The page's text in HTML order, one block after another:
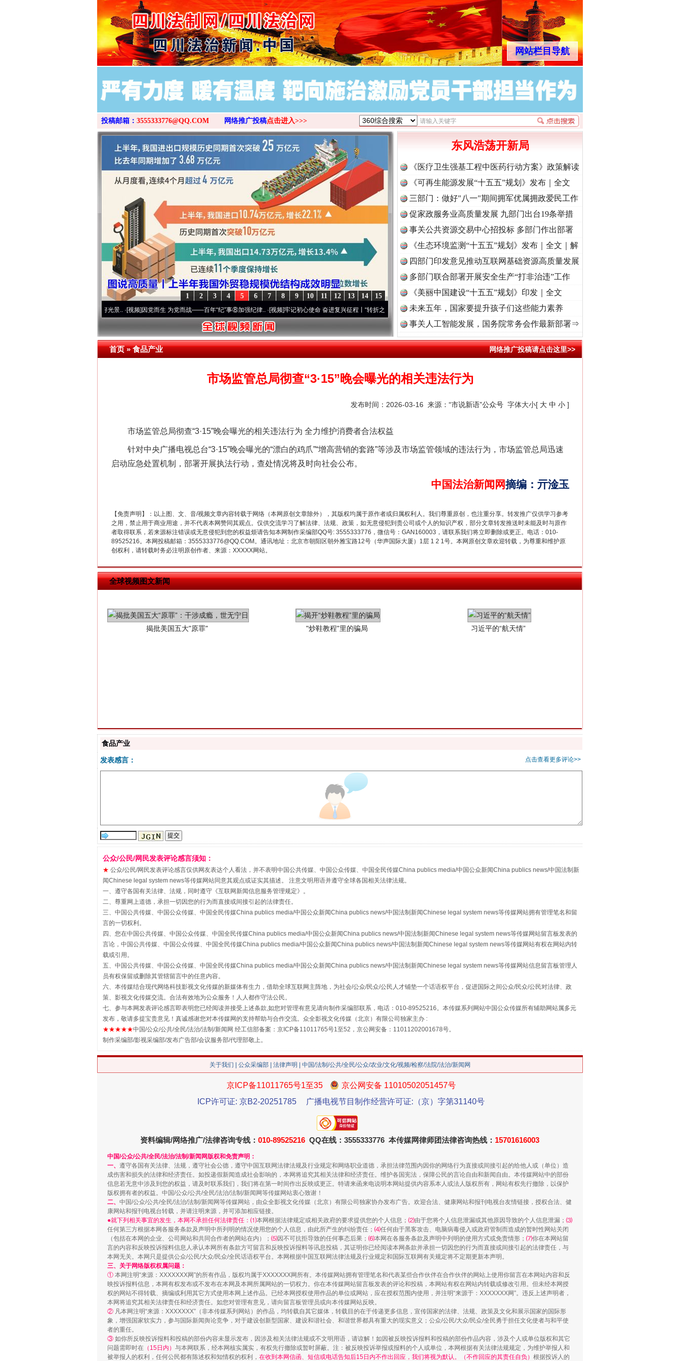
>
网站栏目导航
投稿邮箱： 3555333776@QQ.COM 网络推广投稿点击进入>>>
15
14
13
12
11
10
9
8
7
6
5
4
3
2
1
·[视频]因党而生 为党而战——百年“纪”事⑧加强纪律..·[视频]牢记初心使命 奋进复兴征程丨“转折之城”激荡.. ·[视频] 牢记初心使命 奋进复兴征程丨红船起航处 潮起..·[视频]一首歌的时间，读懂乐至的“诗与远方”
东风浩荡开新局
《医疗卫生强基工程中医药行动方案》政策解读
《可再生能源发展“十五五”规划》发布｜全文
三部门：做好"八一"期间拥军优属拥政爱民工作
促家政服务业高质量发展 九部门出台19条举措
事关公共资源交易中心招投标 多部门作出部署
《生态环境监测“十五五”规划》发布｜全文｜解
读
四部门印发意见推动互联网基础资源高质量发展
多部门联合部署开展安全生产“打非治违”工作
《美丽中国建设“十五五”规划》印发｜全文
未来五年，国家要提升孩子们这些能力素养
事关人工智能发展，国务院常务会作最新部署⇒
首页»食品产业 网络推广投稿请点击这里>>
市场监管总局彻查“3·15”晚会曝光的相关违法行为
发布时间：2026-03-16 来源： “市说新语”公众号 字体大小[ 大 中 小 ]
市场监管总局彻查“3·15”晚会曝光的相关违法行为 全力维护消费者合法权益
针对中央广播电视总台“3·15”晚会曝光的“漂白的鸡爪”“增高营销的套路”等涉及市场监管领域的违法行为，市场监管总局迅速
启动应急处置机制，部署开展执法行动，查处情况将及时向社会公布。
中国法治新闻网摘编 ： 亓淦玉
【免责声明】：以上图、文、音/视频文章内容转载于网络（本网原创文章除外），其版权均属于原作者或归属权利人。我们尊重原创，也注重分享。转发推广仅供学习参考
之用，禁止用于商业用途，并不代表本网赞同其观点。仅供交流学习了解法律、法规、政策，如无意侵犯到贵公司或个人的知识产权，部分文章转发推送时未能及时与原作
者取得联系，若来源标注错误或无意侵犯到您的权益烦请告知本网制作采编部QQ号: 3555333776，微信号：GAN160003，请联系我们将立即删除或更正。电话：010-
89525216。本网投稿邮箱：3555333776@QQ.COM。通讯地址：北京市朝阳区朝外雅宝路12号（华声国际大厦）1层 1 2 1号。本网原创文章欢迎转载，为尊重和维护原
创权利，请转载时务必注明原创作者、来源：XXXXX网站。
全球视频图文新闻
这是一记警钟！ 谢谢有你温暖了四季 法官巧妙执行解纠纷
今年投资意愿榜揭晓 新中国诞生的见证
习近平的博鳌关键词
千亩耕地变“别墅”
“刷贴”乱象丛生
生物安全法正式实施 别拿“量子”当幌子
揭批美国五大"原罪" "炒鞋教程"里的骗局 习近平的“航天情”
解纷+调解+退费，一次搞定
重拳出击！专项整治午间酒驾
站台名比不上好声名
漫山遍野的桃花与雪山、麦地、白藏房 除了知识还要"留白" 用生命托举生命
送你一朵小红花
网上购药对药下症？
“神药”背后的真相
食品产业
点击查看更多评论>>
发表感言：
公众/公民/网民发表评论感言须知：
★ 公众/公民/网民发表评论感言仅供网友表达个人看法，并不表明中国公共传媒、中国公众传媒、中国全民传媒China publics media/中国公众新闻China publics news/中国法制新
闻Chinese legal system news等传媒网站同意其观点或证实其描述。 注意文明用语并遵守全球各国相关法律法规。
一、遵守各国有关法律、法规，同时遵守《互联网新闻信息服务管理规定》。
二、尊重网上道德，承担一切因您的行为而直接或间接引起的法律责任。
三、中国公共传媒、中国公众传媒、中国全民传媒China publics media/中国公众新闻China publics news/中国法制新闻Chinese legal system news等传媒网站拥有管理笔名和留
言的一切权利。
四、您在中国公共传媒、中国公众传媒、中国全民传媒China publics media/中国公众新闻China publics news/中国法制新闻Chinese legal system news等传媒网站留言板发表的
言论，中国公共传媒、中国公众传媒、中国全民传媒China publics media/中国公众新闻China publics news/中国法制新闻Chinese legal system news等传媒网站有权在网站内转
载或引用。
五、中国公共传媒、中国公众传媒、中国全民传媒China publics media/中国公众新闻China publics news/中国法制新闻Chinese legal system news等传媒网站信息留言板管理人
员有权保留或删除其管辖留言中的任意内容。
六、本传媒结合现代网络科技影视文化传媒的新媒体有生力，借助全球互联网主阵地，为社会/公众/民众/公民人才铺垫一个话语权平台，促进国际之间公众/民众/公民对法律、政
策、影视文化传媒交流。合法有效地为公众服务！人人都作守法公民。
七、参与本网发表评论感言即表明您已经阅读并接受上述条款,如您对管理有意见请向制作采编部联系，电话：010-89525216。本传媒系列网站中国公众传媒所有辅助网站属多元
发布，敬请多提宝贵意见！真诚感谢您对本传媒网的支持帮助与合作交流。众全影视文化传媒（北京）有限公司独家主办 :
★★★★★中国/公众/公共/全民/法治/法制/新闻网 经工信部备案：京ICP备11011765号1至52，京公网安备：11011202001678号。
制作采编部/影视采编部/发布广告部/会议服务部/代理部敬上。
关于我们 公众采编部 法律声明 | 中国/法制/公共/全民/公众/农业/文化/视频/检察/法院/法治/新闻网
京ICP备11011765号1至35
京公网安备 11010502051457号
ICP许可证: 京B2-20251785
广播电视节目制作经营许可证:（京）字第31140号
资料编辑/网络推广/法律咨询专线： 010-89525216 QQ在线：3555333776 本传媒网律师团法律咨询热线： 15701616003
中国/公众/公共/全民/法治/法制/新闻网版权和免责声明：
一、 遵守各国有关法律、法规，遵守社会公德，遵守中国互联网法律法规及行业规定和网络职业道德，承担法律范围内因你的网络行为直接或间接引起的给他人或（单位）造
成伤害和损失的法律和经济责任。如投递假新闻造成社会影响的，本网将追究其相关法律和经济责任。维护各国宪法，保障公民的言论自由和新闻自由。本传媒网站中的部份
信息若无意中涉及到您的权益，请及时联系我们，我们将在第一时间作出反映或更正。特请来函来电说明本网站提供内容系本人或法人版权所有，网站有权先行撤除，以保护
版权拥有者的权益。中国/公众/公共/全民/法治/法制/新闻网等传媒网站衷心致谢！
二、 中国/公众/公共/全民/法治/法制/新闻网等传媒网站，由众全影视文化传媒（北京）有限公司独家协办发布广告。欢迎合法、健康网站和报刊电视台友情链接，授权合法、健
康网站和报刊电视台转载，并请注明来源，并可添加相应链接。
●就下列相关事宜的发生，本网不承担任何法律责任：⑴本网根据法律规定或相关政府的要求提供您的个人信息； ⑵由于您将个人信息泄漏或其他原因导致的个人信息泄漏； ⑶
任何第三方根据本网各服务条款及声明中所列明的情况使用您的个人信息，由此所产生的纠纷责任； ⑷任何由于黑客攻击、电脑病毒侵入或政府管制而造成的暂时性网站关闭
（包括在本网的企业、公司网站和共同合作者的网站在内）； ⑸因不可抗拒导致的任何事态后果； ⑹本网在各服务条款及声明中列明的使用方式或免责情形； ⑺你在本网站留
言的内容和反映投诉报料信息人承认本网所有条款方可留言和反映投诉报料等讯息投稿，其证明你已经阅读本网条款并承担一切因您的行为而直接或间接引起的法律责任，与
本网无关。本网只是提供公众/公民/大众/民众/全民话语权平台。本网根据中国互联网法律法规及行业规定和国际互联网有关规定将不定期更新本声明。
三、关于网络版权权属问题：
① 本网注明“来源：XXXXXXX网”的所有作品，版权均属于XXXXXXX网所有。本传媒网站拥有管理笔名和代表某些合作伙伴在合作伙伴的网站上使用你留言在本网站内容和反
映投诉报料信息，本网有权发布或不发布在本网及本网所属网站的一切权力。你在本传媒网站留言板发表的评论和投稿，本网站有权在网站内转载或修改引用。但未经本网授
权的网站不得转载、摘编或利用其它方式使用本网上述作品。已经本网授权使用作品的单位或网站，应在授权范围内使用，并注明“来源于：XXXXXXX网”。违反上述声明者，
本网将追究其相关法律责任和经济责任。如您对管理有意见，请向留言板管理员或向本传媒网站反映。
② 凡本网注明“来源：XXXXXXX”（非本传媒系列网站）的作品，均转载自其它媒体，转载目的在于传递更多信息，宣传国家的法律、法规、政策及文化和展示国家的国际形
象，增强国家软实力，参与国际新闻舆论竞争，对于建设创新型国家、建设和谐社会、和谐世界都具有重大的现实意义；公众/公民/大众/民众/全民勇于担任文化使者与和平使
者的重任。
③ 如你所反映投诉报料和投稿的部份内容未显示发布，因涉及相关法律法规或不文明用语，请谅解！如因被反映投诉报料和投稿的部份作品内容，涉及个人或单位版权和其它
问题需即时在 （15日内） 与本网联系，经本网核实属实，有权先行撤除或暂时屏蔽。注：被反映投诉举报或报料的个人或单位，本网根据有关法律法规规定，为维护举报人和
被举报人的权利，任何公民都有陈述权和知情权的权利， 在收到本网信函、短信或电话告知后15日内不作出回应，我们将视为默认。（不作回应的其责任自负） 根据投诉人的